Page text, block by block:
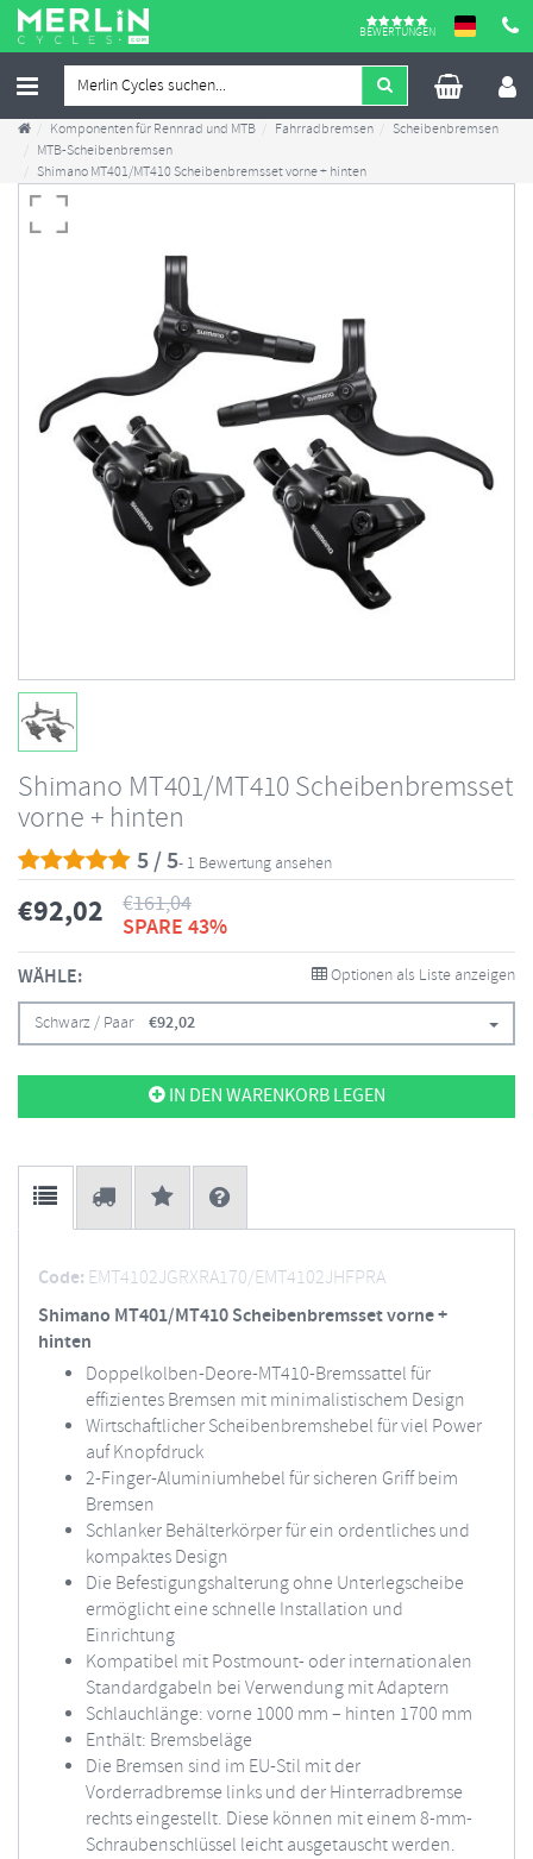
BEWERTUNGEN
Komponenten für Rennrad und MTB Fahrradbremsen
Scheibenbremsen
MTB-Scheibenbremsen
Shimano MT401/MT410 Scheibenbremsset vorne + hinten
Shimano MT401/MT410 Scheibenbremsset
vorne + hinten
5 / 5- 1 Bewertung ansehen
€92,02 €161,04
SPARE 43%
WÄHLE: Optionen als Liste anzeigen
Schwarz / Paar €92,02
IN DEN WARENKORB LEGEN
Code: EMT4102JGRXRA170/EMT4102JHFPRA
Shimano MT401/MT410 Scheibenbremsset vorne +
hinten
Doppelkolben-Deore-MT410-Bremssattel für
effizientes Bremsen mit minimalistischem Design
Wirtschaftlicher Scheibenbremshebel für viel Power
auf Knopfdruck
2-Finger-Aluminiumhebel für sicheren Griff beim
Bremsen
Schlanker Behälterkörper für ein ordentliches und
kompaktes Design
Die Befestigungshalterung ohne Unterlegscheibe
ermöglicht eine schnelle Installation und
Einrichtung
Kompatibel mit Postmount- oder internationalen
Standardgabeln bei Verwendung mit Adaptern
Schlauchlänge: vorne 1000 mm – hinten 1700 mm
Enthält: Bremsbeläge
Die Bremsen sind im EU-Stil mit der
Vorderradbremse links und der Hinterradbremse
rechts eingestellt. Diese können mit einem 8-mm-
Schraubenschlüssel leicht ausgetauscht werden.